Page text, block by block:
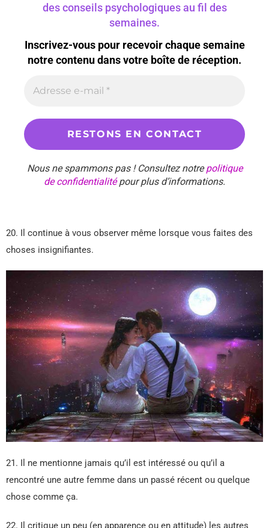
des conseils psychologiques au fil des
semaines.
Inscrivez-vous pour recevoir chaque semaine
notre contenu dans votre boîte de réception.
Nous ne spammons pas ! Consultez notrepolitique
de confidentialitépour plus d’informations.
20. Il continue à vous observer même lorsque vous faites des
choses insignifiantes.
21. Il ne mentionne jamais qu’il est intéressé ou qu’il a
rencontré une autre femme dans un passé récent ou quelque
chose comme ça.
22. Il critique un peu (en apparence ou en attitude) les autres